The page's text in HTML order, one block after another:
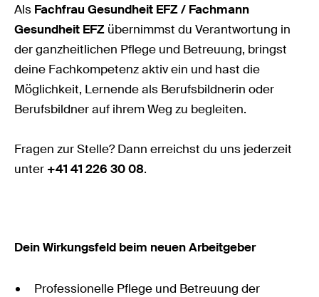
Als Fachfrau Gesundheit EFZ / Fachmann
Gesundheit EFZ übernimmst du Verantwortung in
der ganzheitlichen Pflege und Betreuung, bringst
deine Fachkompetenz aktiv ein und hast die
Möglichkeit, Lernende als Berufsbildnerin oder
Berufsbildner auf ihrem Weg zu begleiten.
Fragen zur Stelle? Dann erreichst du uns jederzeit
unter +41 41 226 30 08.
Dein Wirkungsfeld beim neuen Arbeitgeber
Professionelle Pflege und Betreuung der